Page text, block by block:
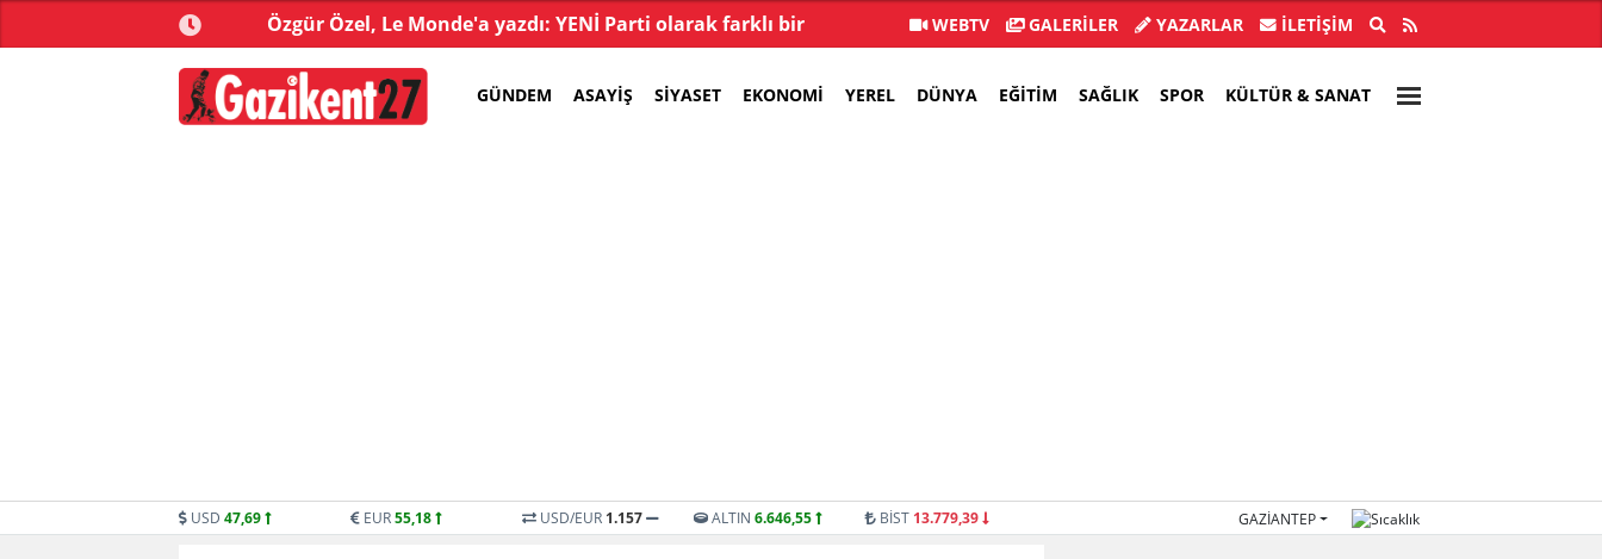
arasında 'Mekke
imzalandı
Özgür Özel, Le Monde'a yazdı: YENİ Parti olarak farklı bir
gelecek öneriyoruz
İstifa sayısı 232'yi buldu, 28 ilde CHP'li başkan kalmadı!
WEBTV GALERİLER YAZARLAR İLETIŞIM
GÜNDEM ASAYIŞ SIYASET EKONOMI YEREL DÜNYA EĞITIM SAĞLIK SPOR KÜLTÜR & SANAT
USD 47,69 EUR55,18 USD/EUR 1.157 ALTIN 6.646,55 BİST 13.779,39 GAZIANTEP